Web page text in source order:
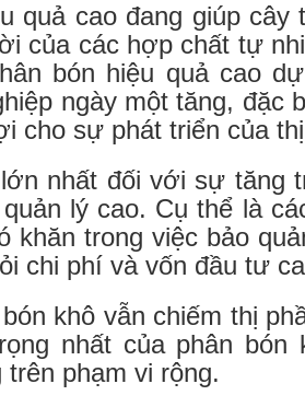
quả cao đang giúp
của các hợp chất tự
bón hiệu quả cao
ngày một tăng, đặc
cho sự phát triển của
nhất đối với sự tăng
lý cao. Cụ thể là
khăn trong việc bảo
chi phí và vốn đầu tư
khô vẫn chiếm thị
nhất của phân
phạm vi rộng.